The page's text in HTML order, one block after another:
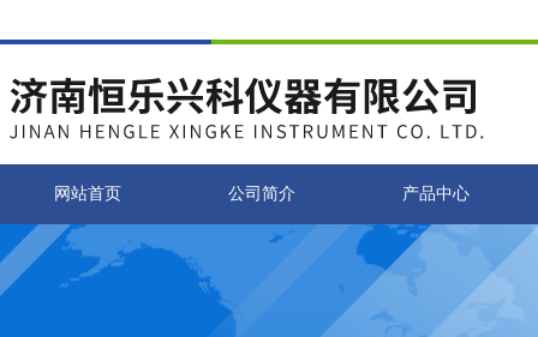
网站首页 公司简介 产品中心